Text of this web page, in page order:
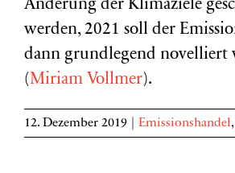
Änderung der Klimaziele
werden, 2021 soll der
dann grundlegend novelliert
(Miriam Vollmer).
12. Dezember 2019 Emissionshandel,